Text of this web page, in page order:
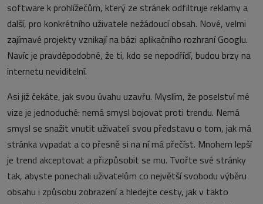
software k prohlížečům, který ze stránek odfiltruje reklamy a
další, pro konkrétního uživatele nežádoucí obsah. Nové, velmi
zajímavé projekty vznikají na bázi aplikačního rozhraní Googlu.
Navíc je pravděpodobné, že ti, kdo se nepodřídí, budou brzy na
internetu neviditelní.
Asi již čekáte, jak svou úvahu uzavřu. Myslím, že poselství mé
vize je jednoduché: nemá smysl bojovat proti trendu. Nemá
smysl se snažit vnutit uživateli svou představu o tom, jak má
stránka vypadat a co přesně si na ní má přečíst. Mnohem lepší
je trend akceptovat a přizpůsobit se mu. Tvořte své stránky
tak, abyste ponechali uživatelům co největší svobodu výběru
obsahu i způsobu zobrazení a hledejte cesty, jak v takto